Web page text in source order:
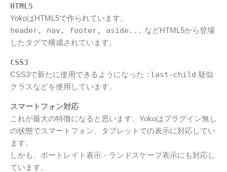
HTML5
YokoはHTML5で作られています。
header, nav, footer, aside... などHTML5から登場
したタグで構成されています。
CSS3
CSS3で新たに使用できるようになった :last-child 疑似
クラスなどを使用しています。
スマートフォン対応
これが最大の特徴になると思います、Yokoはプラグイン無し
の状態でスマートフォン、タブレットでの表示に対応してい
ます。
しかも、ポートレイト表示・ランドスケープ表示にも対応し
ています。